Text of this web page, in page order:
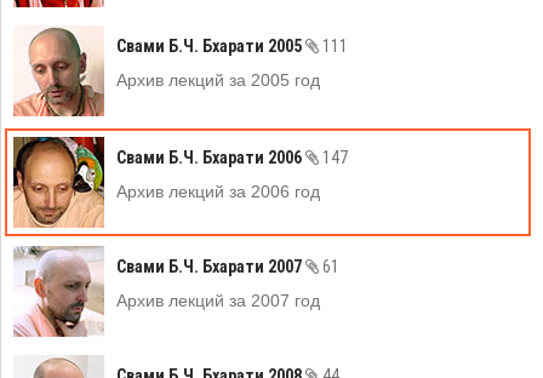
Свами Б.Ч. Бхарати 2005
111
Архив лекций за 2005 год
Свами Б.Ч. Бхарати 2006
147
Архив лекций за 2006 год
Свами Б.Ч. Бхарати 2007
61
Архив лекций за 2007 год